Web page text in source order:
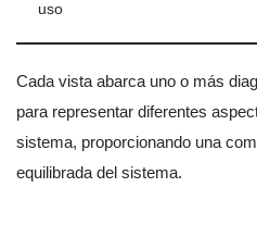
uso
Cada vista abarca uno o más
para representar diferentes
sistema, proporcionando una
equilibrada del sistema.